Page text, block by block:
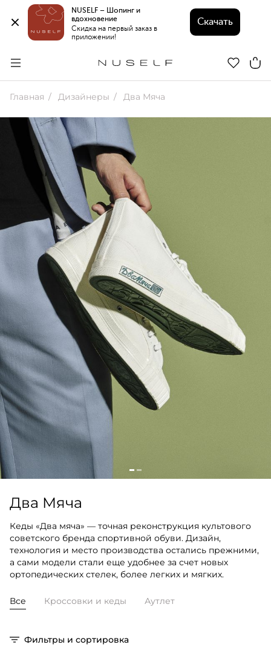
NUSELF – Шопинг и
вдохновение
Скидка на первый заказ в
приложении!
Скачать
Главная Дизайнеры Два Мяча
Два Мяча
Кеды «Два мяча» — точная реконструкция культового
советского бренда спортивной обуви. Дизайн,
технология и место производства остались прежними,
а сами модели стали еще удобнее за счет новых
ортопедических стелек, более легких и мягких.
Все Кроссовки и кеды Аутлет
Фильтры и сортировка